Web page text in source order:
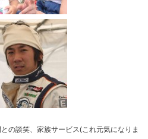
の談笑、家族サービス(これ元気になりま